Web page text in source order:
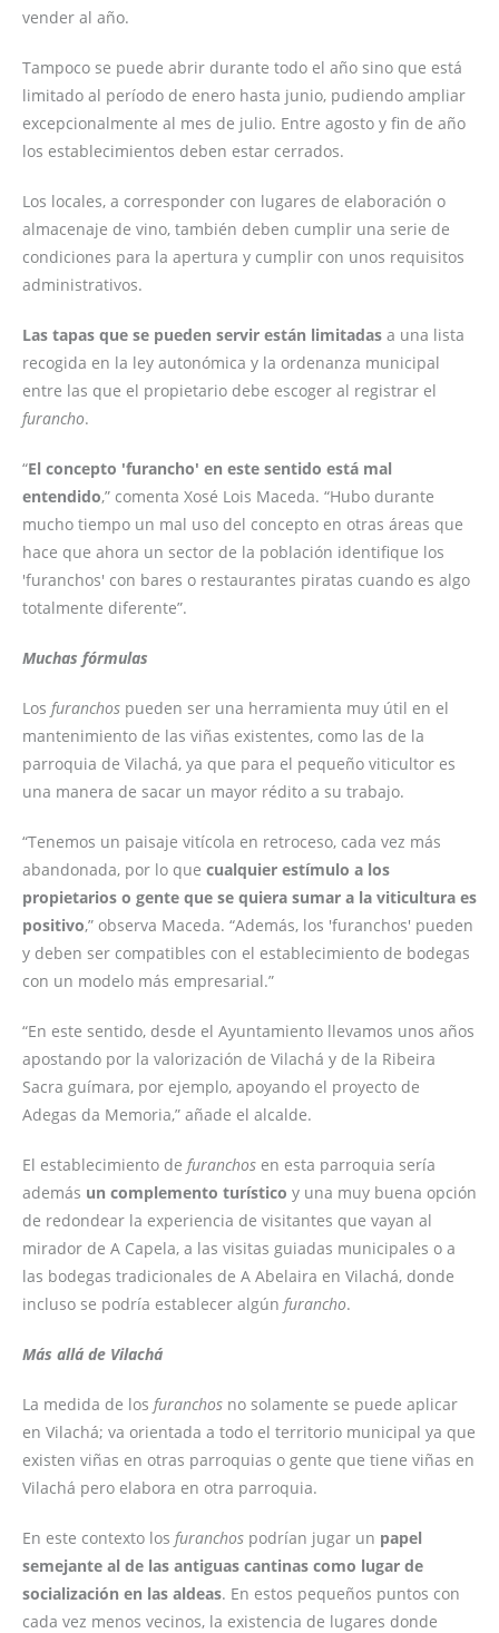
vender al año.
Tampoco se puede abrir durante todo el año sino que está
limitado al período de enero hasta junio, pudiendo ampliar
excepcionalmente al mes de julio. Entre agosto y fin de año
los establecimientos deben estar cerrados.
Los locales, a corresponder con lugares de elaboración o
almacenaje de vino, también deben cumplir una serie de
condiciones para la apertura y cumplir con unos requisitos
administrativos.
Las tapas que se pueden servir están limitadas a una lista
recogida en la ley autonómica y la ordenanza municipal
entre las que el propietario debe escoger al registrar el
furancho.
“El concepto 'furancho' en este sentido está mal
entendido,” comenta Xosé Lois Maceda. “Hubo durante
mucho tiempo un mal uso del concepto en otras áreas que
hace que ahora un sector de la población identifique los
'furanchos' con bares o restaurantes piratas cuando es algo
totalmente diferente”.
Muchas fórmulas
Los furanchos pueden ser una herramienta muy útil en el
mantenimiento de las viñas existentes, como las de la
parroquia de Vilachá, ya que para el pequeño viticultor es
una manera de sacar un mayor rédito a su trabajo.
“Tenemos un paisaje vitícola en retroceso, cada vez más
abandonada, por lo que cualquier estímulo a los
propietarios o gente que se quiera sumar a la viticultura es
positivo,” observa Maceda. “Además, los 'furanchos' pueden
y deben ser compatibles con el establecimiento de bodegas
con un modelo más empresarial.”
“En este sentido, desde el Ayuntamiento llevamos unos años
apostando por la valorización de Vilachá y de la Ribeira
Sacra guímara, por ejemplo, apoyando el proyecto de
Adegas da Memoria,” añade el alcalde.
El establecimiento de furanchos en esta parroquia sería
además un complemento turístico y una muy buena opción
de redondear la experiencia de visitantes que vayan al
mirador de A Capela, a las visitas guiadas municipales o a
las bodegas tradicionales de A Abelaira en Vilachá, donde
incluso se podría establecer algún furancho.
Más allá de Vilachá
La medida de los furanchos no solamente se puede aplicar
en Vilachá; va orientada a todo el territorio municipal ya que
existen viñas en otras parroquias o gente que tiene viñas en
Vilachá pero elabora en otra parroquia.
En este contexto los furanchos podrían jugar un papel
semejante al de las antiguas cantinas como lugar de
socialización en las aldeas. En estos pequeños puntos con
cada vez menos vecinos, la existencia de lugares donde